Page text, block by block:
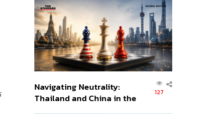
ส่วนยุทธศาสตร์ไทย –
อินโดนีเซีย
Navigating Neutrality:
Thailand and China in the
127